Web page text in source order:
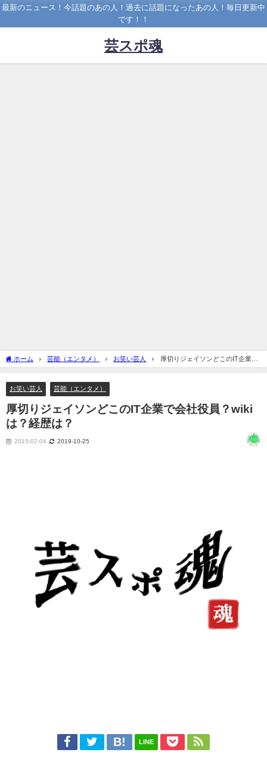
最新のニュース！今話題のあの人！過去に話題になったあの人！毎日更新中
です！！
芸スポ魂
ホーム 芸能（エンタメ） お笑い芸人
厚切りジェイソンどこのIT企業で
会社役員？wikiは？経歴は？
お笑い芸人 芸能（エンタメ）
厚切りジェイソンどこのIT企業で会社役員？wiki
は？経歴は？
2015-02-04 2019-10-25
LINE